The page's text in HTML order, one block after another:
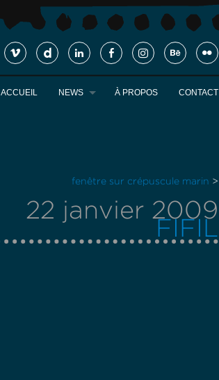
ACCUEIL NEWS À PROPOS CONTACT
fenêtre sur crépuscule marin >
22 janvier 2009
FIFIL